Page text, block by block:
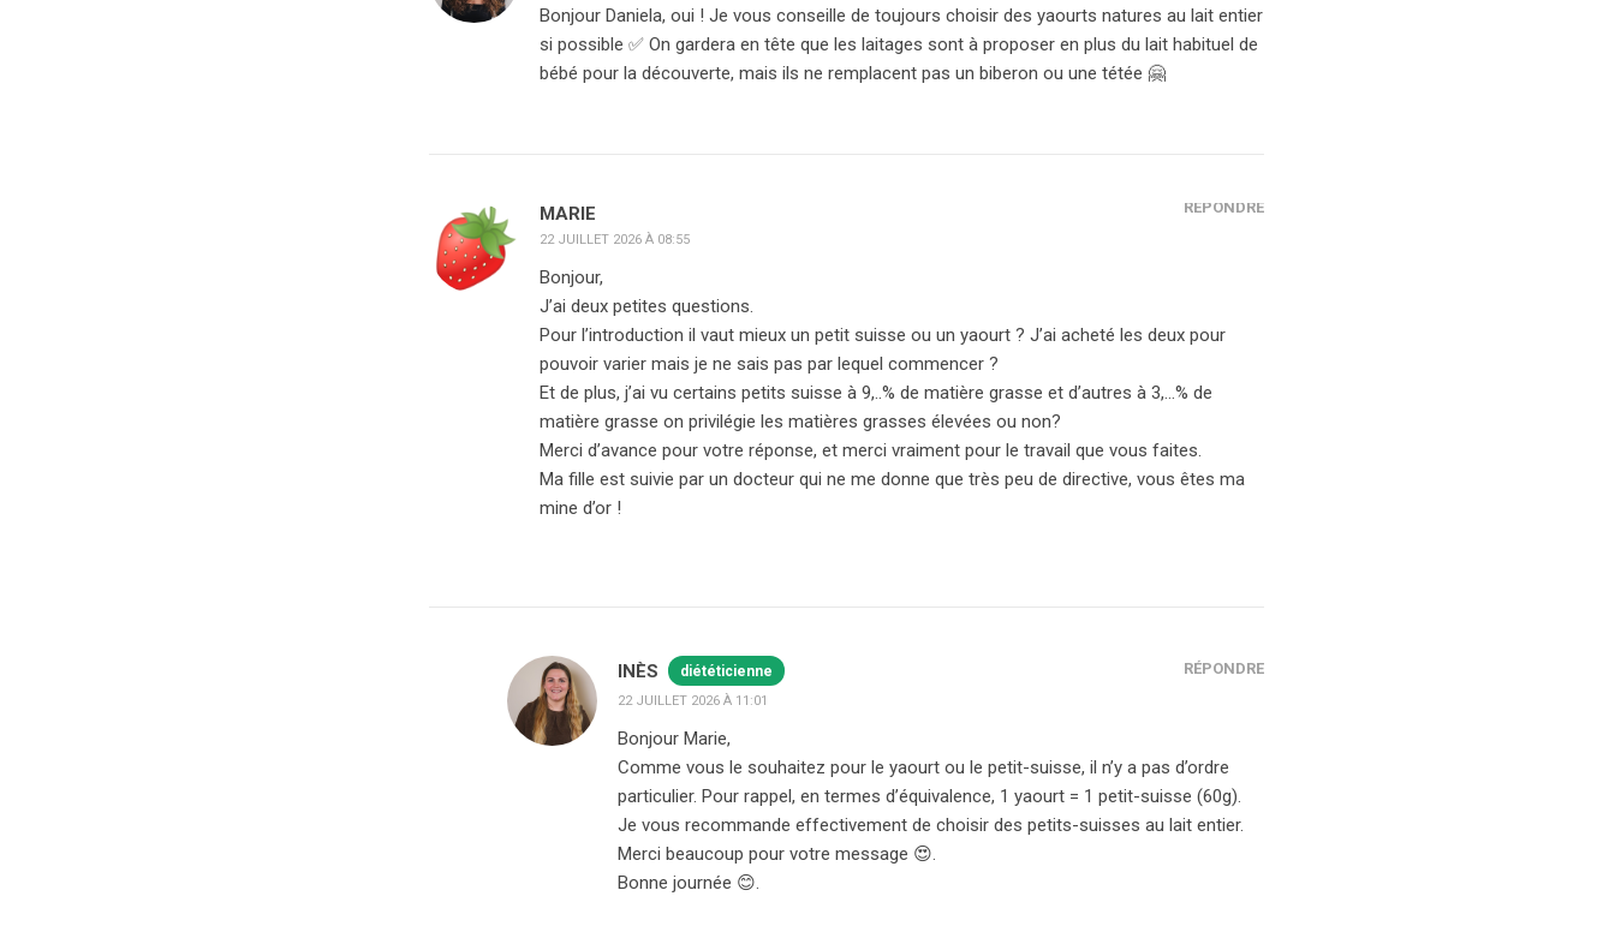
Bonjour Daniela, oui ! Je vous conseille de toujours choisir des yaourts natures au lait entier
si possible ✅ On gardera en tête que les laitages sont à proposer en plus du lait habituel de
bébé pour la découverte, mais ils ne remplacent pas un biberon ou une tétée 🤗
MARIE
22 JUILLET 2026 À 08:55
RÉPONDRE
Bonjour,
J’ai deux petites questions.
Pour l’introduction il vaut mieux un petit suisse ou un yaourt ? J’ai acheté les deux pour
pouvoir varier mais je ne sais pas par lequel commencer ?
Et de plus, j’ai vu certains petits suisse à 9,..% de matière grasse et d’autres à 3,…% de
matière grasse on privilégie les matières grasses élevées ou non?
Merci d’avance pour votre réponse, et merci vraiment pour le travail que vous faites.
Ma fille est suivie par un docteur qui ne me donne que très peu de directive, vous êtes ma
mine d’or !
INÈS diététicienne
22 JUILLET 2026 À 11:01
RÉPONDRE
Bonjour Marie,
Comme vous le souhaitez pour le yaourt ou le petit-suisse, il n’y a pas d’ordre
particulier. Pour rappel, en termes d’équivalence, 1 yaourt = 1 petit-suisse (60g).
Je vous recommande effectivement de choisir des petits-suisses au lait entier.
Merci beaucoup pour votre message 😍.
Bonne journée 😊.